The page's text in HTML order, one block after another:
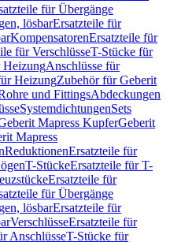
für Übergänge
lösbarErsatzteile für
KompensatorenErsatzteile für
für VerschlüsseT-Stücke für
HeizungAnschlüsse für
HeizungZubehör für Geberit
und FittingsAbdeckungen
SystemdichtungenSets
Mapress KupferGeberit
Mapress
ReduktionenErsatzteile für
T-StückeErsatzteile für T-
Ersatzteile für
für Übergänge
lösbarErsatzteile für
VerschlüsseErsatzteile für
AnschlüsseT-Stücke für